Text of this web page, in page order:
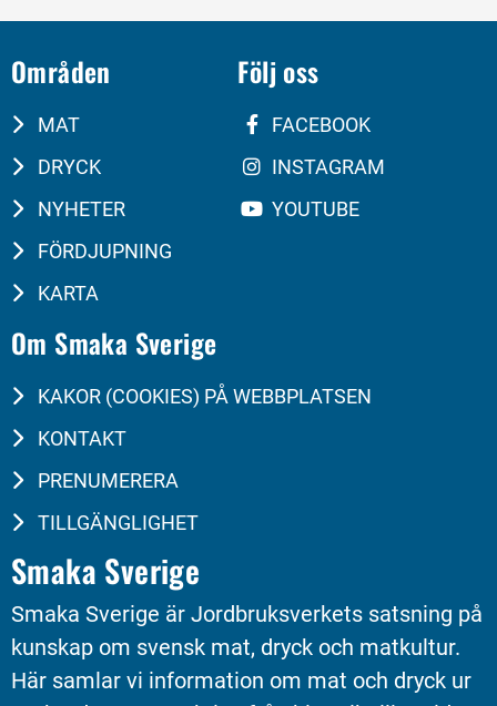
Områden
MAT
DRYCK
NYHETER
FÖRDJUPNING
KARTA
Följ oss
FACEBOOK
INSTAGRAM
YOUTUBE
Om Smaka Sverige
KAKOR (COOKIES) PÅ WEBBPLATSEN
KONTAKT
PRENUMERERA
TILLGÄNGLIGHET
Smaka Sverige
Smaka Sverige är Jordbruksverkets satsning på
kunskap om svensk mat, dryck och matkultur.
Här samlar vi information om mat och dryck ur